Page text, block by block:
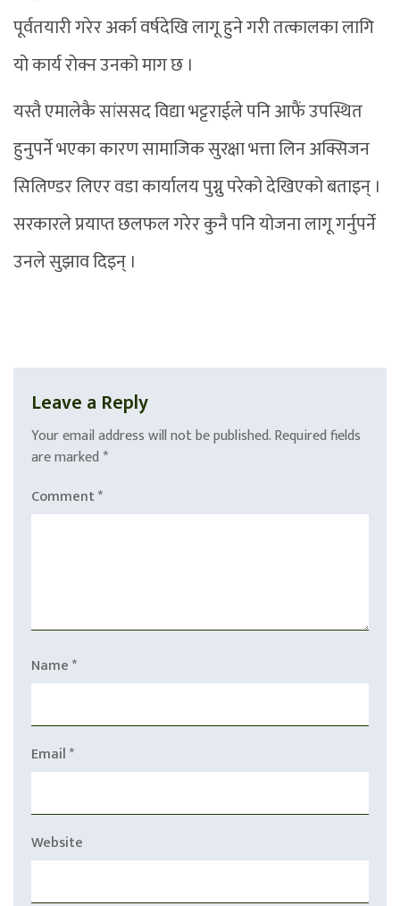
पूर्वतयारी गरेर अर्का वर्षदेखि लागू हुने गरी तत्कालका लागि
यो कार्य रोक्न उनको माग छ ।
यस्तै एमालेकै सांससद विद्या भट्टराईले पनि आफैं उपस्थित
हुनुपर्ने भएका कारण सामाजिक सुरक्षा भत्ता लिन अक्सिजन
सिलिण्डर लिएर वडा कार्यालय पुग्नु परेको देखिएको बताइन् ।
सरकारले प्रयाप्त छलफल गरेर कुनै पनि योजना लागू गर्नुपर्ने
उनले सुझाव दिइन् ।
Leave a Reply
Your email address will not be published.Required fields
are marked *
Comment*
Name*
Email*
Website